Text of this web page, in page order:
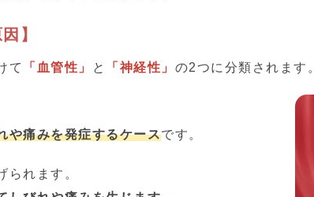
】
て 「血管性」 と 「神経性」 の2つに分類されます
や痛みを発症するケースです。
られます。